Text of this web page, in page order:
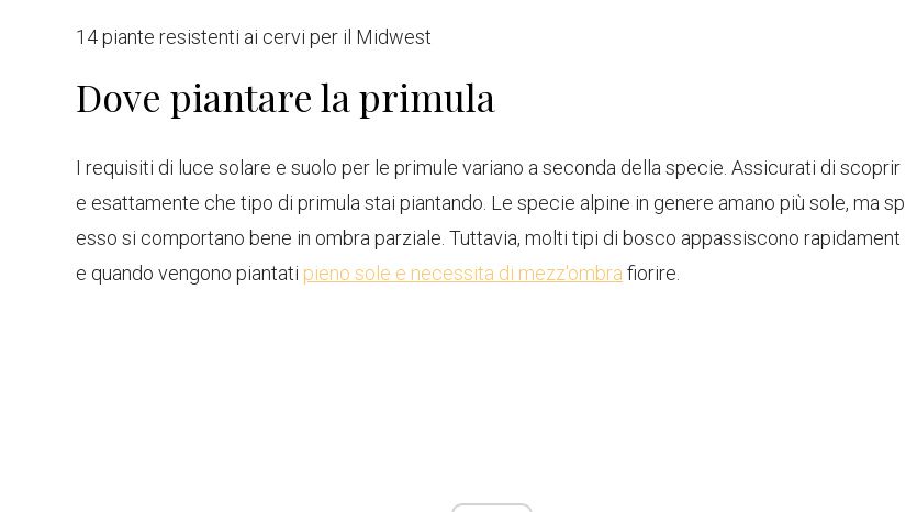
14 piante resistenti ai cervi per il Midwest
Dove piantare la primula
I requisiti di luce solare e suolo per le primule variano a seconda della specie. Assicurati di scoprir
e esattamente che tipo di primula stai piantando. Le specie alpine in genere amano più sole, ma sp
esso si comportano bene in ombra parziale. Tuttavia, molti tipi di bosco appassiscono rapidament
e quando vengono piantati pieno sole e necessita di mezz'ombra fiorire.